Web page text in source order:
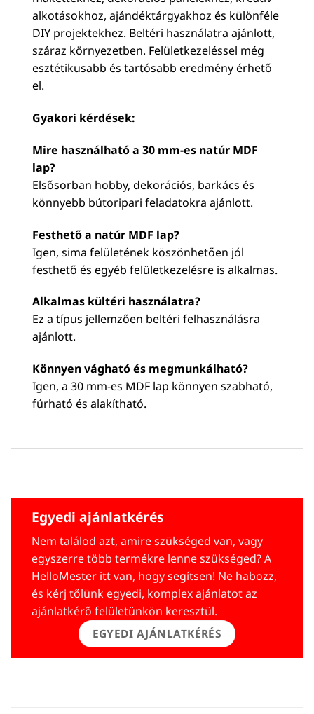
alkotásokhoz, ajándéktárgyakhoz és különféle
DIY projektekhez. Beltéri használatra ajánlott,
száraz környezetben. Felületkezeléssel még
esztétikusabb és tartósabb eredmény érhető
el.
Gyakori kérdések:
Mire használható a 30 mm-es natúr MDF
lap?
Elsősorban hobby, dekorációs, barkács és
könnyebb bútoripari feladatokra ajánlott.
Festhető a natúr MDF lap?
Igen, sima felületének köszönhetően jól
festhető és egyéb felületkezelésre is alkalmas.
Alkalmas kültéri használatra?
Ez a típus jellemzően beltéri felhasználásra
ajánlott.
Könnyen vágható és megmunkálható?
Igen, a 30 mm-es MDF lap könnyen szabható,
fúrható és alakítható.
Egyedi ajánlatkérés
Nem találod azt, amire szükséged van, vagy
egyszerre több termékre lenne szükséged? A
HelloMester itt van, hogy segítsen! Ne habozz,
és kérj tőlünk egyedi, komplex ajánlatot az
ajánlatkérő felületünkön keresztül.
EGYEDI AJÁNLATKÉRÉS